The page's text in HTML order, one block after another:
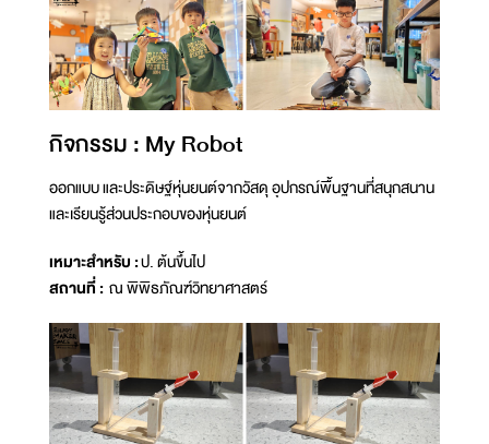
กิจกรรม : My Robot
ออกแบบ และประดิษฐ์หุ่นยนต์จากวัสดุ อุปกรณ์พื้นฐานที่สนุกสนาน
และเรียนรู้ส่วนประกอบของหุ่นยนต์
เหมาะสำหรับ :ป. ต้นขึ้นไป
สถานที่ : ณ พิพิธภัณฑ์วิทยาศาสตร์